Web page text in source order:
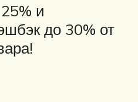
и
до 30% от